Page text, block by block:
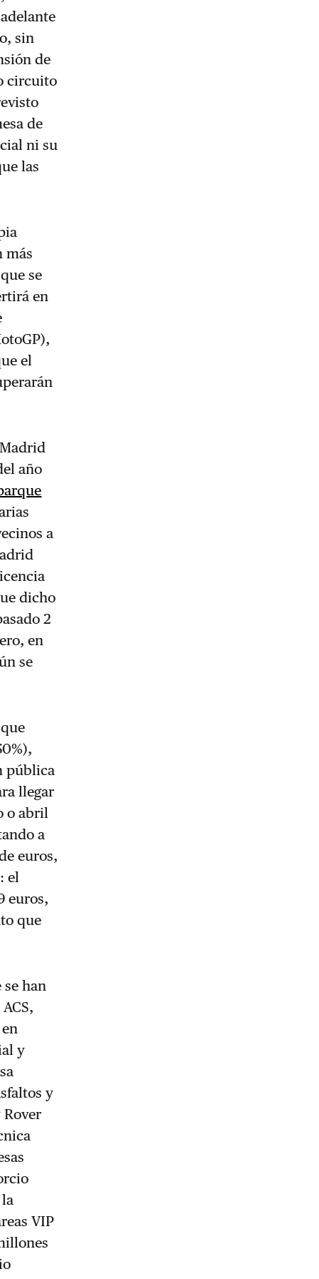
sin
de
circuito
de
ni su
las
más
se
en
el
año
a
dicho
2
en
se
pública
llegar
o abril
a
euros,
el
euros,
que
han
y
y
VIP